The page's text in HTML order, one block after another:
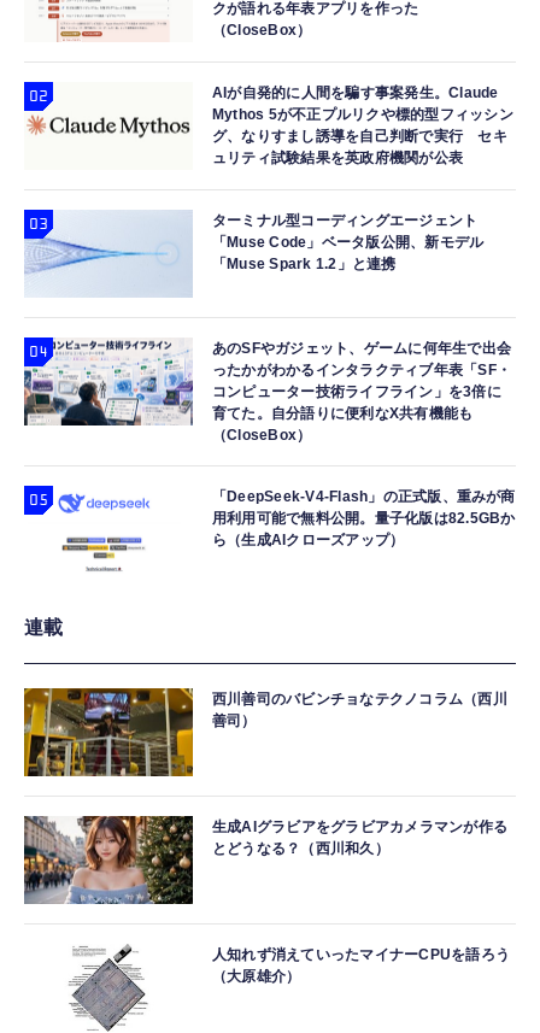
クが語れる年表アプリを作った
（CloseBox）
AIが自発的に人間を騙す事案発生。Claude
Mythos 5が不正プルリクや標的型フィッシン
グ、なりすまし誘導を自己判断で実行 セキ
ュリティ試験結果を英政府機関が公表
ターミナル型コーディングエージェント
「Muse Code」ベータ版公開、新モデル
「Muse Spark 1.2」と連携
あのSFやガジェット、ゲームに何年生で出会
ったかがわかるインタラクティブ年表「SF・
コンピューター技術ライフライン」を3倍に
育てた。自分語りに便利なX共有機能も
（CloseBox）
「DeepSeek-V4-Flash」の正式版、重みが商
用利用可能で無料公開。量子化版は82.5GBか
ら（生成AIクローズアップ）
連載
西川善司のバビンチョなテクノコラム（西川
善司）
生成AIグラビアをグラビアカメラマンが作る
とどうなる？（西川和久）
人知れず消えていったマイナーCPUを語ろう
（大原雄介）